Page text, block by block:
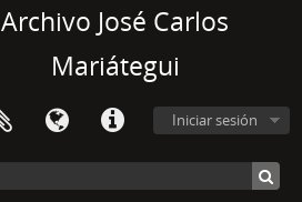
Archivo José Carlos
Mariátegui
Iniciar sesión